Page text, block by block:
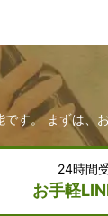
す。 まずは、
24時間
お手軽